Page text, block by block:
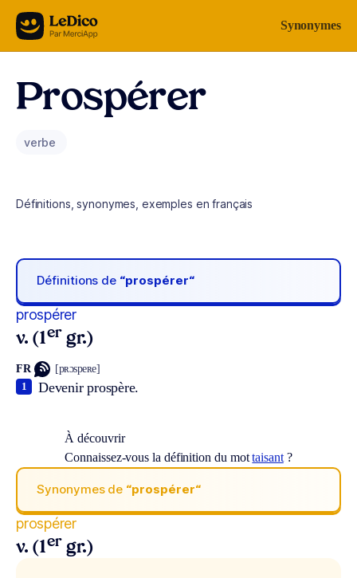
Aller au contenu Synonymes
Prospérer
verbe
Définitions, synonymes, exemples en français
Définitions de “prospérer“
prospérer
v. (1er gr.)
FR [pʀɔspeʀe]
Devenir prospère.
1
À découvrir
Connaissez-vous la définition du mottaisant?
Synonymes de “prospérer“
prospérer
v. (1er gr.)